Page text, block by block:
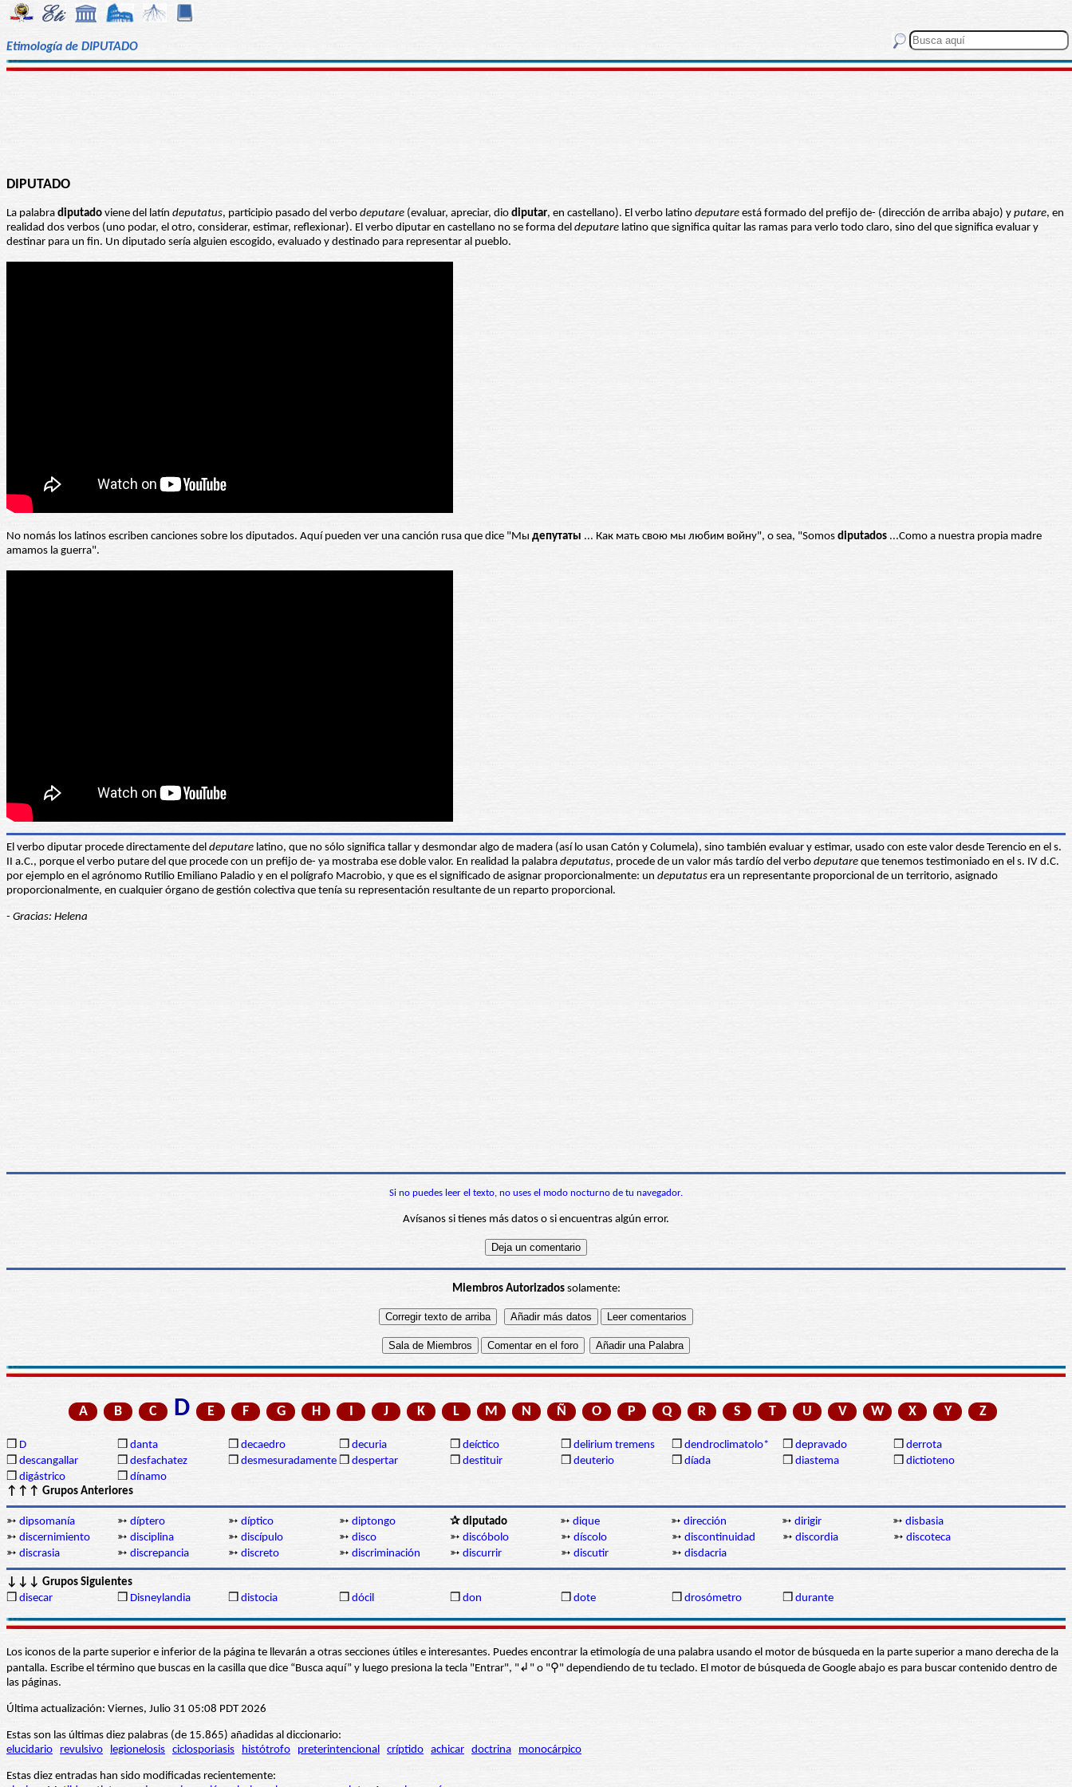
Etimología de DIPUTADO
DIPUTADO
La palabra diputado viene del latín deputatus, participio pasado del verbo deputare (evaluar, apreciar, dio diputar, en castellano). El verbo latino deputare está formado del prefijo de- (dirección de arriba abajo) y putare, en
realidad dos verbos (uno podar, el otro, considerar, estimar, reflexionar). El verbo diputar en castellano no se forma del deputare latino que significa quitar las ramas para verlo todo claro, sino del que significa evaluar y
destinar para un fin. Un diputado sería alguien escogido, evaluado y destinado para representar al pueblo.
No nomás los latinos escriben canciones sobre los diputados. Aquí pueden ver una canción rusa que dice "Мы депутаты ... Как мать свою мы любим войну", o sea, "Somos diputados ...Como a nuestra propia madre
amamos la guerra".
El verbo diputar procede directamente del deputare latino, que no sólo significa tallar y desmondar algo de madera (así lo usan Catón y Columela), sino también evaluar y estimar, usado con este valor desde Terencio en el s.
II a.C., porque el verbo putare del que procede con un prefijo de- ya mostraba ese doble valor. En realidad la palabra deputatus, procede de un valor más tardío del verbo deputare que tenemos testimoniado en el s. IV d.C.
por ejemplo en el agrónomo Rutilio Emiliano Paladio y en el polígrafo Macrobio, y que es el significado de asignar proporcionalmente: un deputatus era un representante proporcional de un territorio, asignado
proporcionalmente, en cualquier órgano de gestión colectiva que tenía su representación resultante de un reparto proporcional.
- Gracias: Helena
Si no puedes leer el texto, no uses el modo nocturno de tu navegador.
Avísanos si tienes más datos o si encuentras algún error.
Miembros Autorizadossolamente:
A B C D E F G H I J K L M N Ñ O P Q R S T U V W X Y Z
❒ D ❒ danta ❒ decaedro ❒ decuria ❒ deíctico ❒ delirium tremens ❒ dendroclimatolo* ❒ depravado ❒ derrota
❒ descangallar ❒ desfachatez ❒ desmesuradamente ❒ despertar ❒ destituir ❒ deuterio ❒ díada ❒ diastema ❒ dictioteno
❒ digástrico ❒ dínamo
↑↑↑ Grupos Anteriores
➳ dipsomanía ➳ díptero ➳ díptico ➳ diptongo ✰ diputado ➳ dique ➳ dirección ➳ dirigir ➳ disbasia
➳ discernimiento ➳ disciplina ➳ discípulo ➳ disco ➳ discóbolo ➳ díscolo ➳ discontinuidad ➳ discordia ➳ discoteca
➳ discrasia ➳ discrepancia ➳ discreto ➳ discriminación ➳ discurrir ➳ discutir ➳ disdacria
↓↓↓ Grupos Siguientes
❒ disecar ❒ Disneylandia ❒ distocia ❒ dócil ❒ don ❒ dote ❒ drosómetro ❒ durante
Los iconos de la parte superior e inferior de la página te llevarán a otras secciones útiles e interesantes. Puedes encontrar la etimología de una palabra usando el motor de búsqueda en la parte superior a mano derecha de la
pantalla. Escribe el término que buscas en la casilla que dice “Busca aquí” y luego presiona la tecla "Entrar", "↲" o "⚲" dependiendo de tu teclado. El motor de búsqueda de Google abajo es para buscar contenido dentro de
las páginas.
Última actualización: Viernes, Julio 31 05:08 PDT 2026
Estas son las últimas diez palabras (de 15.865) añadidas al diccionario:
elucidario
revulsivo legionelosis ciclosporiasis histótrofo preterintencional críptido achicar doctrina monocárpico
Estas diez entradas han sido modificadas recientemente: